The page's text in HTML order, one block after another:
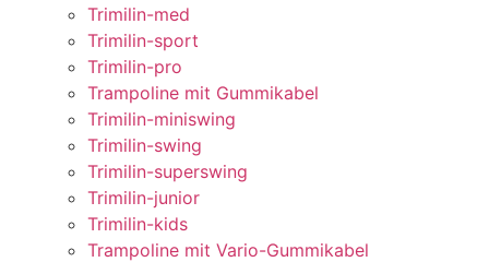
Trimilin-med
Trimilin-sport
Trimilin-pro
Trampoline mit Gummikabel
Trimilin-miniswing
Trimilin-swing
Trimilin-superswing
Trimilin-junior
Trimilin-kids
Trampoline mit Vario-Gummikabel